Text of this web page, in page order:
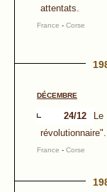
attentats.
France - Corse
DÉCEMBRE
24/12
révolutionnaire".
France - Corse